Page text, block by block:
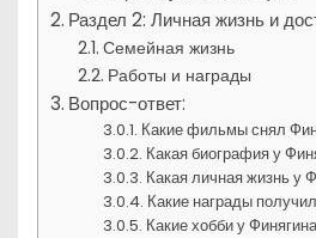
Раздел 2: Личная жизнь и
Семейная жизнь
Работы и награды
Вопрос-ответ:
Какие фильмы снял
Какая биография у
Какая личная жизнь у
Какие награды
Какие хобби у